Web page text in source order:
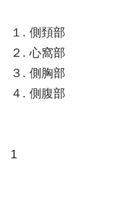
１. 側頚部
２. 心窩部
３. 側胸部
４. 側腹部
1